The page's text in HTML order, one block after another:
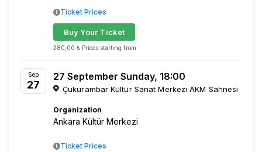
280,00 ₺ Prices starting from
Buy Your Ticket
Ticket Prices
Sep
27
27 September Sunday, 18:00
Çukurambar Kültür Sanat Merkezi AKM Sahnesi
Organization
Ankara Kültür Merkezi
Ticket Prices